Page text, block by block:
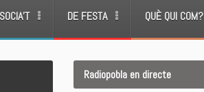
DE FESTA QUÈ QUI COM?
Radiopobla en directe